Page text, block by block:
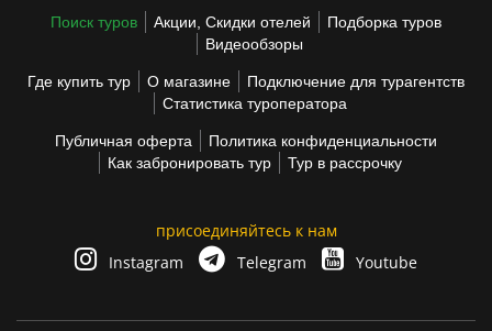
Поиск туров Акции, Скидки отелей
Подборка туров
Видеообзоры
Где купить тур О магазине
Подключение для турагентств
Статистика туроператора
Публичная оферта
Политика конфиденциальности
Как забронировать тур
Тур в рассрочку
присоединяйтесь к нам
Instagram
Telegram Youtube